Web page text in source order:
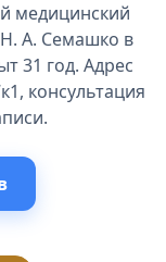
медицинский
Н. А. Семашко в
31 год. Адрес
консультация